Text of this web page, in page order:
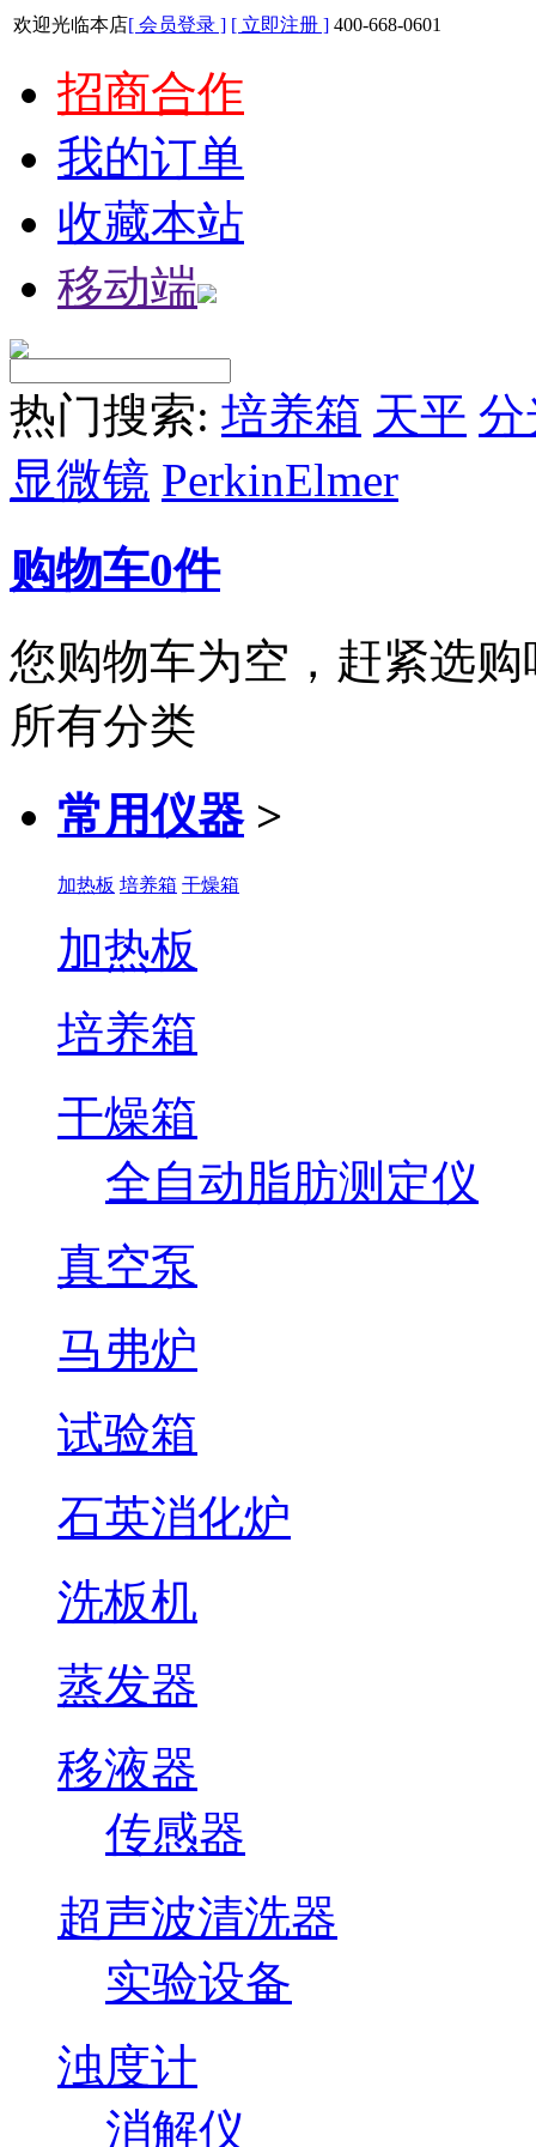
欢迎光临本店[ 会员登录 ] [ 立即注册 ] 400-668-0601
招商合作
我的订单
收藏本站
移动端
热门搜索: 培养箱 天平 分
显微镜 PerkinElmer
购物车0件
您购物车为空，赶紧选购
所有分类
常用仪器 >
加热板 培养箱 干燥箱
加热板
培养箱
干燥箱
全自动脂肪测定仪
真空泵
马弗炉
试验箱
石英消化炉
洗板机
蒸发器
移液器
传感器
超声波清洗器
实验设备
浊度计
消解仪